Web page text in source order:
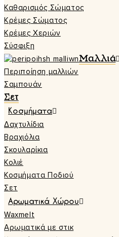
Καθαρισμός Σώματος
Κρέμες Σώματος
Κρέμες Χεριών
Σύσφιξη
Μαλλιά
Περιποίηση μαλλιών
Σαμπουάν
Σετ
Κοσμήματα
Δαχτυλίδια
Βραχιόλια
Σκουλαρίκια
Κολιέ
Κοσμήματα Ποδιού
Σετ
Αρωματικά Χώρου
Waxmelt
Αρωματικά με στικ